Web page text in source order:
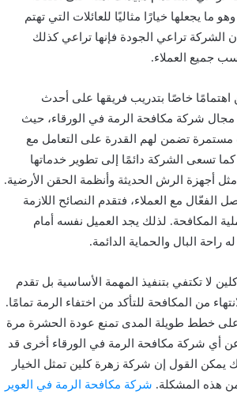
ما يجعلها خيارًا مثاليًا للعائلات التي تهتم
الشركة تراعي الجودة فإنها تراعي كذلك
جميع العملاء.
خاصًا بتدريب فريقها على أحدث
مجال شركة مكافحة الرمة في الورقاء، حيث
مستمرة تضمن لهم القدرة على التعامل مع
تسعى الشركة دائمًا إلى تطوير خدماتها
أجهزة الرش الحديثة وأنظمة الحقن الأرضية.
الفعّال مع العملاء، فتقدم النصائح اللازمة
المكافحة. لذلك يجد العميل نفسه أمام
راحة البال والحماية الدائمة.
لا تكتفي بتنفيذ المهمة الأساسية بل تقدم
من المكافحة للتأكد من اختفاء الرمة تمامًا.
على خطط طويلة المدى تمنع عودة الحشرة مرة
أي شركة مكافحة الرمة في الورقاء أخرى قد
يمكن القول إن شركة زهرة كلين تمثل الخيار
هذه المشكلة. شركة مكافحة الرمة في العوير